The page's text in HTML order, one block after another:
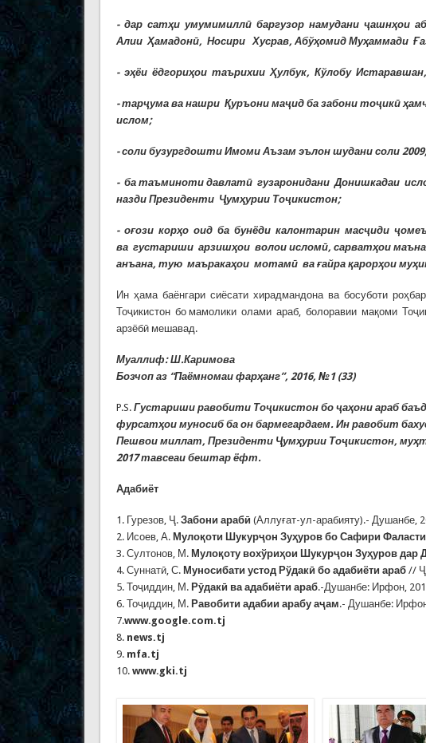
- дар сатҳи умумимиллӣ баргузор намудани ҷашнҳои
Алии Ҳамадонӣ, Носири Хусрав, Абўҳомид Муҳаммади
- эҳёи ёдгориҳои таърихии Ҳулбук, Кўлобу
- тарҷума ва нашри Қуръони маҷид ба забони тоҷикӣ
ислом;
- соли бузургдошти Имоми Аъзам эълон шудани соли
- ба таъминоти давлатӣ гузаронидани Донишкадаи
назди Президенти Ҷумҳурии Тоҷикистон;
- оғози корҳо оид ба бунёди калонтарин масҷиди
ва густариши арзишҳои волои исломӣ, сарватҳои
анъана, тую маъракаҳои мотамӣ ва ғайра қарорҳои
Ин ҳама баёнгари сиёсати хирадмандона ва босуботи
Тоҷикистон бо мамолики олами араб, болоравии мақоми
арзёбӣ мешавад.
Муаллиф: Ш.Каримова
Бозчоп аз “Паёмномаи фарҳанг”, 2016, №1 (33)
P.S. Густариши равобити Тоҷикистон бо ҷаҳони араб
фурсатҳои муносиб ба он бармегардаем. Ин равобит
Пешвои миллат, Президенти Ҷумҳурии Тоҷикистон,
2017 тавсеаи бештар ёфт.
Адабиёт
1. Гурезов, Ҷ. Забони арабӣ (Аллуғат-ул-арабияту).- Душанбе,
2. Исоев, А. Мулоқоти Шукурҷон Зуҳуров бо Сафири
3. Султонов, М. Мулоқоту вохўриҳои Шукурҷон Зуҳуров дар
4. Суннатӣ, С. Муносибати устод Рўдакӣ бо адабиёти араб//
5. Тоҷиддин, М. Рӯдакӣ ва адабиёти араб.-Душанбе: Ирфон,
6. Тоҷиддин, М. Равобити адабии арабу аҷам.- Душанбе:
7.www.google.com.tj
8. news.tj
9. mfa.tj
10. www.gki.tj